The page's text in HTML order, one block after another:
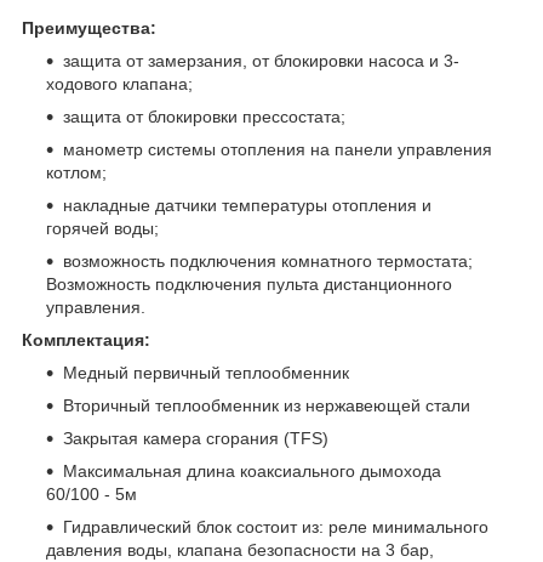
Преимущества:
защита от замерзания, от блокировки насоса и 3-
ходового клапана;
защита от блокировки прессостата;
манометр системы отопления на панели управления
котлом;
накладные датчики температуры отопления и
горячей воды;
возможность подключения комнатного термостата;
Возможность подключения пульта дистанционного
управления.
Комплектация:
Медный первичный теплообменник
Вторичный теплообменник из нержавеющей стали
Закрытая камера сгорания (TFS)
Максимальная длина коаксиального дымохода
60/100 - 5м
Гидравлический блок состоит из: реле минимального
давления воды, клапана безопасности на 3 бар,